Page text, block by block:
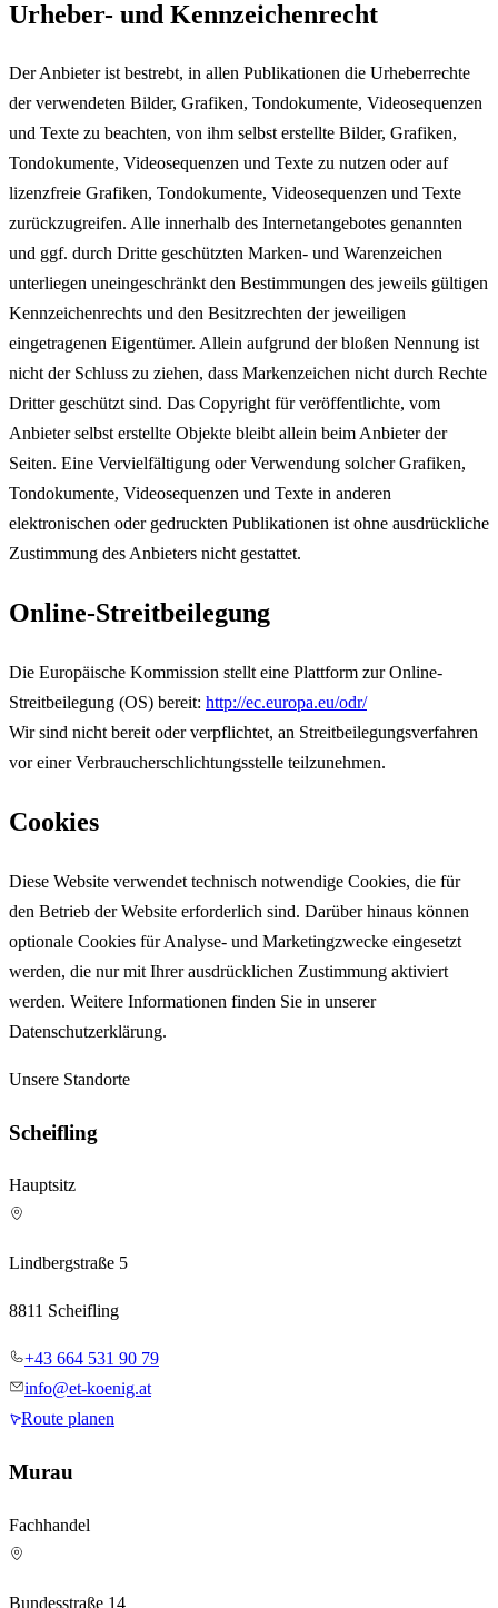
Urheber- und Kennzeichenrecht
Der Anbieter ist bestrebt, in allen Publikationen die Urheberrechte
der verwendeten Bilder, Grafiken, Tondokumente, Videosequenzen
und Texte zu beachten, von ihm selbst erstellte Bilder, Grafiken,
Tondokumente, Videosequenzen und Texte zu nutzen oder auf
lizenzfreie Grafiken, Tondokumente, Videosequenzen und Texte
zurückzugreifen. Alle innerhalb des Internetangebotes genannten
und ggf. durch Dritte geschützten Marken- und Warenzeichen
unterliegen uneingeschränkt den Bestimmungen des jeweils gültigen
Kennzeichenrechts und den Besitzrechten der jeweiligen
eingetragenen Eigentümer. Allein aufgrund der bloßen Nennung ist
nicht der Schluss zu ziehen, dass Markenzeichen nicht durch Rechte
Dritter geschützt sind. Das Copyright für veröffentlichte, vom
Anbieter selbst erstellte Objekte bleibt allein beim Anbieter der
Seiten. Eine Vervielfältigung oder Verwendung solcher Grafiken,
Tondokumente, Videosequenzen und Texte in anderen
elektronischen oder gedruckten Publikationen ist ohne ausdrückliche
Zustimmung des Anbieters nicht gestattet.
Online-Streitbeilegung
Die Europäische Kommission stellt eine Plattform zur Online-
Streitbeilegung (OS) bereit: http://ec.europa.eu/odr/
Wir sind nicht bereit oder verpflichtet, an Streitbeilegungsverfahren
vor einer Verbraucherschlichtungsstelle teilzunehmen.
Cookies
Diese Website verwendet technisch notwendige Cookies, die für
den Betrieb der Website erforderlich sind. Darüber hinaus können
optionale Cookies für Analyse- und Marketingzwecke eingesetzt
werden, die nur mit Ihrer ausdrücklichen Zustimmung aktiviert
werden. Weitere Informationen finden Sie in unserer
Datenschutzerklärung.
Unsere Standorte
Scheifling
Hauptsitz
Lindbergstraße 5
8811 Scheifling
+43 664 531 90 79
info@et-koenig.at
Route planen
Murau
Fachhandel
Bundesstraße 14